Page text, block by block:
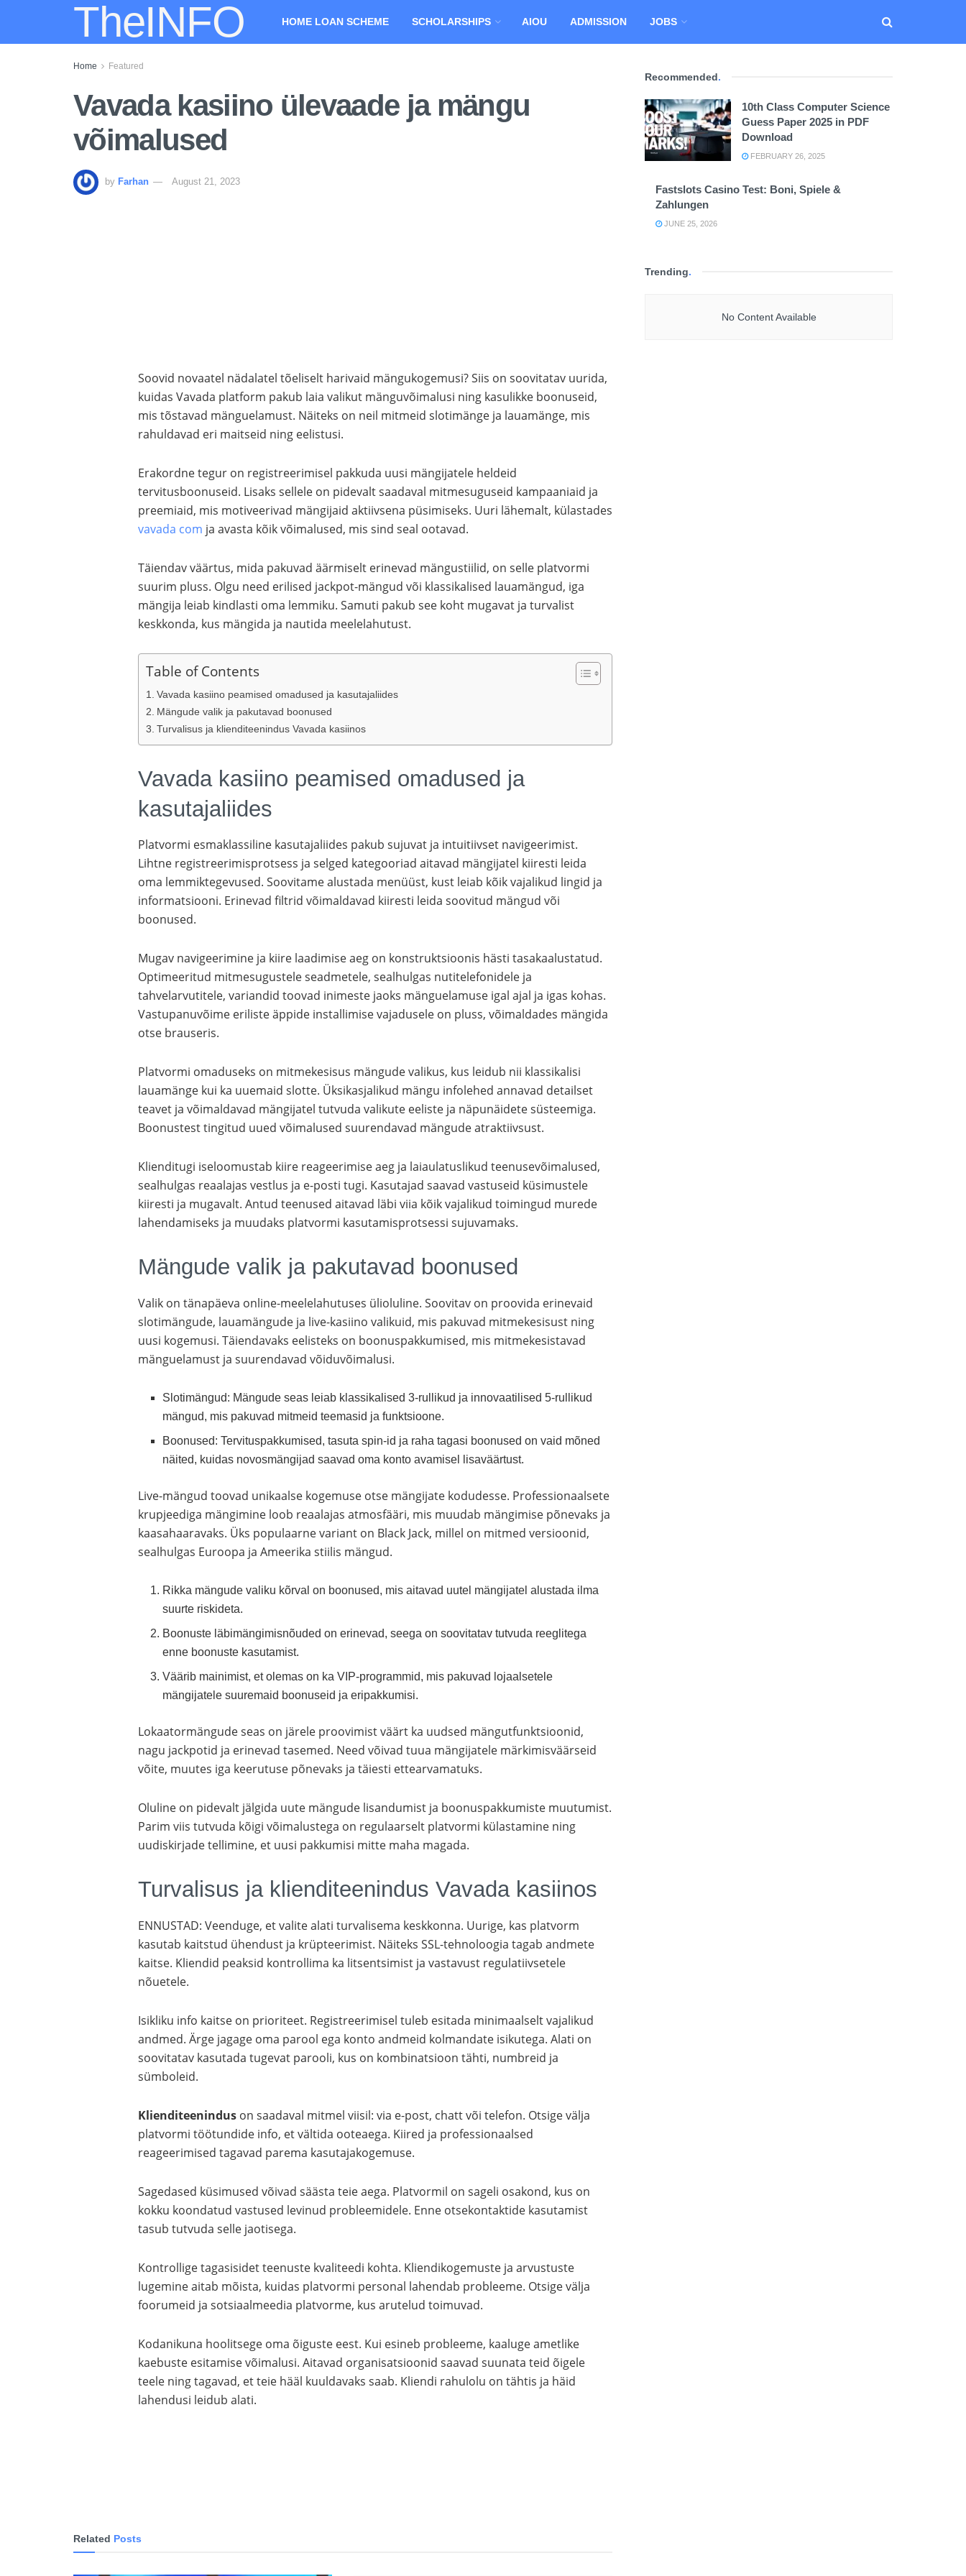
TheINFO HOME LOAN SCHEME SCHOLARSHIPS AIOU ADMISSION JOBS
Home Featured
Vavada kasiino ülevaade ja mängu
võimalused
by Farhan August 21, 2023
Soovid novaatel nädalatel tõeliselt harivaid mängukogemusi? Siis on soovitatav uurida,
kuidas Vavada platform pakub laia valikut mänguvõimalusi ning kasulikke boonuseid,
mis tõstavad mänguelamust. Näiteks on neil mitmeid slotimänge ja lauamänge, mis
rahuldavad eri maitseid ning eelistusi.
Erakordne tegur on registreerimisel pakkuda uusi mängijatele heldeid
tervitusboonuseid. Lisaks sellele on pidevalt saadaval mitmesuguseid kampaaniaid ja
preemiaid, mis motiveerivad mängijaid aktiivsena püsimiseks. Uuri lähemalt, külastades
vavada com ja avasta kõik võimalused, mis sind seal ootavad.
Täiendav väärtus, mida pakuvad äärmiselt erinevad mängustiilid, on selle platvormi
suurim pluss. Olgu need erilised jackpot-mängud või klassikalised lauamängud, iga
mängija leiab kindlasti oma lemmiku. Samuti pakub see koht mugavat ja turvalist
keskkonda, kus mängida ja nautida meelelahutust.
Table of Contents
Vavada kasiino peamised omadused ja kasutajaliides
Mängude valik ja pakutavad boonused
Turvalisus ja klienditeenindus Vavada kasiinos
Vavada kasiino peamised omadused ja
kasutajaliides
Platvormi esmaklassiline kasutajaliides pakub sujuvat ja intuitiivset navigeerimist.
Lihtne registreerimisprotsess ja selged kategooriad aitavad mängijatel kiiresti leida
oma lemmiktegevused. Soovitame alustada menüüst, kust leiab kõik vajalikud lingid ja
informatsiooni. Erinevad filtrid võimaldavad kiiresti leida soovitud mängud või
boonused.
Mugav navigeerimine ja kiire laadimise aeg on konstruktsioonis hästi tasakaalustatud.
Optimeeritud mitmesugustele seadmetele, sealhulgas nutitelefonidele ja
tahvelarvutitele, variandid toovad inimeste jaoks mänguelamuse igal ajal ja igas kohas.
Vastupanuvõime eriliste äppide installimise vajadusele on pluss, võimaldades mängida
otse brauseris.
Platvormi omaduseks on mitmekesisus mängude valikus, kus leidub nii klassikalisi
lauamänge kui ka uuemaid slotte. Üksikasjalikud mängu infolehed annavad detailset
teavet ja võimaldavad mängijatel tutvuda valikute eeliste ja näpunäidete süsteemiga.
Boonustest tingitud uued võimalused suurendavad mängude atraktiivsust.
Klienditugi iseloomustab kiire reageerimise aeg ja laiaulatuslikud teenusevõimalused,
sealhulgas reaalajas vestlus ja e-posti tugi. Kasutajad saavad vastuseid küsimustele
kiiresti ja mugavalt. Antud teenused aitavad läbi viia kõik vajalikud toimingud murede
lahendamiseks ja muudaks platvormi kasutamisprotsessi sujuvamaks.
Mängude valik ja pakutavad boonused
Valik on tänapäeva online-meelelahutuses ülioluline. Soovitav on proovida erinevaid
slotimängude, lauamängude ja live-kasiino valikuid, mis pakuvad mitmekesisust ning
uusi kogemusi. Täiendavaks eelisteks on boonuspakkumised, mis mitmekesistavad
mänguelamust ja suurendavad võiduvõimalusi.
Slotimängud: Mängude seas leiab klassikalised 3-rullikud ja innovaatilised 5-rullikud
mängud, mis pakuvad mitmeid teemasid ja funktsioone.
Boonused: Tervituspakkumised, tasuta spin-id ja raha tagasi boonused on vaid mõned
näited, kuidas novosmängijad saavad oma konto avamisel lisaväärtust.
Live-mängud toovad unikaalse kogemuse otse mängijate kodudesse. Professionaalsete
krupjeediga mängimine loob reaalajas atmosfääri, mis muudab mängimise põnevaks ja
kaasahaaravaks. Üks populaarne variant on Black Jack, millel on mitmed versioonid,
sealhulgas Euroopa ja Ameerika stiilis mängud.
Rikka mängude valiku kõrval on boonused, mis aitavad uutel mängijatel alustada ilma
suurte riskideta.
Boonuste läbimängimisnõuded on erinevad, seega on soovitatav tutvuda reeglitega
enne boonuste kasutamist.
Väärib mainimist, et olemas on ka VIP-programmid, mis pakuvad lojaalsetele
mängijatele suuremaid boonuseid ja eripakkumisi.
Lokaatormängude seas on järele proovimist väärt ka uudsed mängutfunktsioonid,
nagu jackpotid ja erinevad tasemed. Need võivad tuua mängijatele märkimisväärseid
võite, muutes iga keerutuse põnevaks ja täiesti ettearvamatuks.
Oluline on pidevalt jälgida uute mängude lisandumist ja boonuspakkumiste muutumist.
Parim viis tutvuda kõigi võimalustega on regulaarselt platvormi külastamine ning
uudiskirjade tellimine, et uusi pakkumisi mitte maha magada.
Turvalisus ja klienditeenindus Vavada kasiinos
ENNUSTAD: Veenduge, et valite alati turvalisema keskkonna. Uurige, kas platvorm
kasutab kaitstud ühendust ja krüpteerimist. Näiteks SSL-tehnoloogia tagab andmete
kaitse. Kliendid peaksid kontrollima ka litsentsimist ja vastavust regulatiivsetele
nõuetele.
Isikliku info kaitse on prioriteet. Registreerimisel tuleb esitada minimaalselt vajalikud
andmed. Ärge jagage oma parool ega konto andmeid kolmandate isikutega. Alati on
soovitatav kasutada tugevat parooli, kus on kombinatsioon tähti, numbreid ja
sümboleid.
Klienditeenindus on saadaval mitmel viisil: via e-post, chatt või telefon. Otsige välja
platvormi töötundide info, et vältida ooteaega. Kiired ja professionaalsed
reageerimised tagavad parema kasutajakogemuse.
Sagedased küsimused võivad säästa teie aega. Platvormil on sageli osakond, kus on
kokku koondatud vastused levinud probleemidele. Enne otsekontaktide kasutamist
tasub tutvuda selle jaotisega.
Kontrollige tagasisidet teenuste kvaliteedi kohta. Kliendikogemuste ja arvustuste
lugemine aitab mõista, kuidas platvormi personal lahendab probleeme. Otsige välja
foorumeid ja sotsiaalmeedia platvorme, kus arutelud toimuvad.
Kodanikuna hoolitsege oma õiguste eest. Kui esineb probleeme, kaaluge ametlike
kaebuste esitamise võimalusi. Aitavad organisatsioonid saavad suunata teid õigele
teele ning tagavad, et teie hääl kuuldavaks saab. Kliendi rahulolu on tähtis ja häid
lahendusi leidub alati.
Related Posts
Recommended.
10th Class Computer Science
Guess Paper 2025 in PDF
Download
FEBRUARY 26, 2025
Fastslots Casino Test: Boni, Spiele &
Zahlungen
JUNE 25, 2026
Trending.
No Content Available